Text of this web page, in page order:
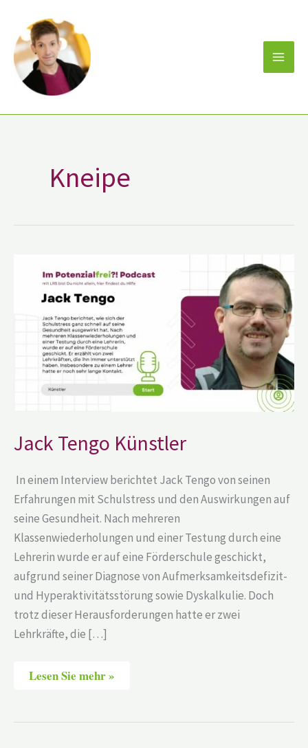
Inhalt
springen
Kneipe
Jack Tengo Künstler
In einem Interview berichtet Jack Tengo von seinen
Erfahrungen mit Schulstress und den Auswirkungen auf
seine Gesundheit. Nach mehreren
Klassenwiederholungen und einer Testung durch eine
Lehrerin wurde er auf eine Förderschule geschickt,
aufgrund seiner Diagnose von Aufmerksamkeitsdefizit-
und Hyperaktivitätsstörung sowie Dyskalkulie. Doch
trotz dieser Herausforderungen hatte er zwei
Lehrkräfte, die […]
Tengo
Künstler
Lesen Sie mehr »